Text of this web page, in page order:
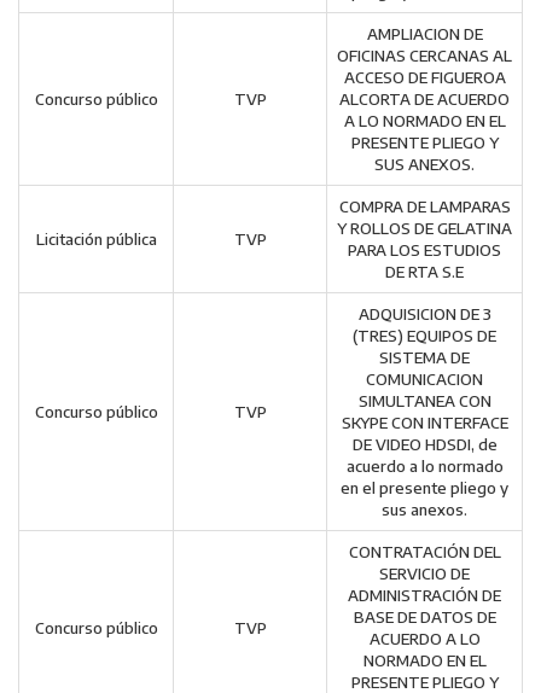
Concurso público TVP
AMPLIACION DE
OFICINAS CERCANAS AL
ACCESO DE FIGUEROA
ALCORTA DE ACUERDO
A LO NORMADO EN EL
PRESENTE PLIEGO Y
SUS ANEXOS.
Licitación pública TVP
COMPRA DE LAMPARAS
Y ROLLOS DE GELATINA
PARA LOS ESTUDIOS
DE RTA S.E
Concurso público TVP
ADQUISICION DE 3
(TRES) EQUIPOS DE
SISTEMA DE
COMUNICACION
SIMULTANEA CON
SKYPE CON INTERFACE
DE VIDEO HDSDI, de
acuerdo a lo normado
en el presente pliego y
sus anexos.
Concurso público TVP
CONTRATACIÓN DEL
SERVICIO DE
ADMINISTRACIÓN DE
BASE DE DATOS DE
ACUERDO A LO
NORMADO EN EL
PRESENTE PLIEGO Y